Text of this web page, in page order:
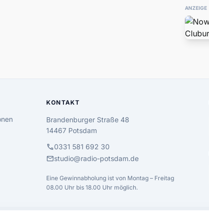
ANZEIGE
KONTAKT
Brandenburger Straße 48
14467 Potsdam
call0331 581 692 30
mailstudio@radio-potsdam.de
Eine Gewinnabholung ist von Montag – Freitag
08.00 Uhr bis 18.00 Uhr möglich.